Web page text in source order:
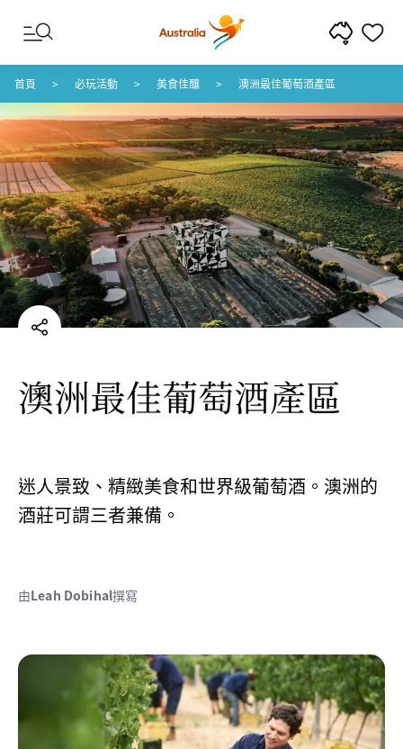
跳至內容
跳至頁尾導覽
首頁 必玩活動 美食佳釀 澳洲最佳葡萄酒產區
澳洲最佳葡萄酒產區
迷人景致、精緻美食和世界級葡萄酒。澳洲的
酒莊可謂三者兼備。
由Leah Dobihal撰寫